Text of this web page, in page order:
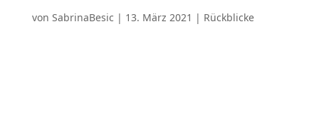
von SabrinaBesic | 13. März 2021 | Rückblicke